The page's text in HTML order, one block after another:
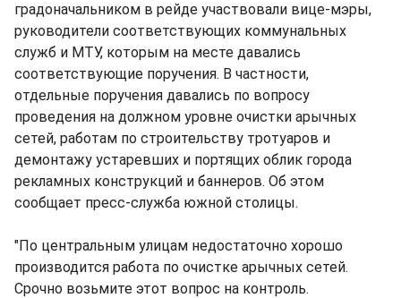
градоначальником в рейде участвовали вице-мэры,
руководители соответствующих коммунальных
служб и МТУ, которым на месте давались
соответствующие поручения. В частности,
отдельные поручения давались по вопросу
проведения на должном уровне очистки арычных
сетей, работам по строительству тротуаров и
демонтажу устаревших и портящих облик города
рекламных конструкций и баннеров. Об этом
сообщает пресс-служба южной столицы.
"По центральным улицам недостаточно хорошо
производится работа по очистке арычных сетей.
Срочно возьмите этот вопрос на контроль.